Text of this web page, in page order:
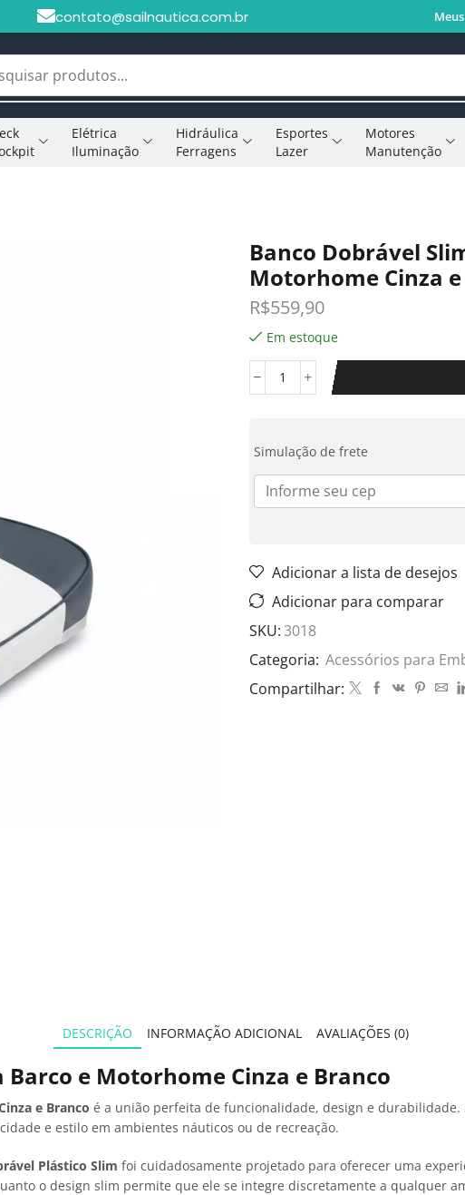
contato@sailnautica.com.br
Elétrica
Iluminação
Hidráulica
Ferragens
Esportes
Lazer
Motores
Manutenção
Banco Dobrável
Motorhome Cinza
R$559,90
Em estoque
Simulação de frete
Adicionar a lista de desejos
Adicionar para comparar
SKU:3018
Categoria: Acessórios para
Compartilhar:
DESCRIÇÃO INFORMAÇÃO ADICIONAL AVALIAÇÕES (0)
e Motorhome Cinza e Branco
e Branco é a união perfeita de funcionalidade, design e
e estilo em ambientes náuticos ou de recreação.
Plástico Slim foi cuidadosamente projetado para oferecer uma
o design slim permite que ele se integre discretamente a qualquer